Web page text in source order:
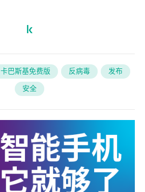
卡巴斯基免费版 反病毒
发布
安全